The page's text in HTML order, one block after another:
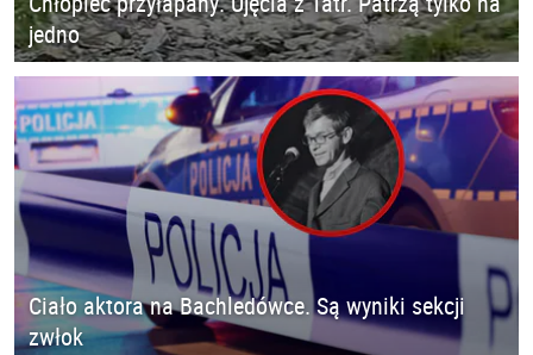
jedno
Ciało aktora na Bachledówce. Są wyniki sekcji
zwłok